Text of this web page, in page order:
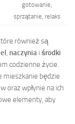
gotowanie,
sprzątanie, relaks
również są
, naczynia i środki
codzienne życie.
mieszkanie będzie
oraz wpłynie na ich
elementy, aby